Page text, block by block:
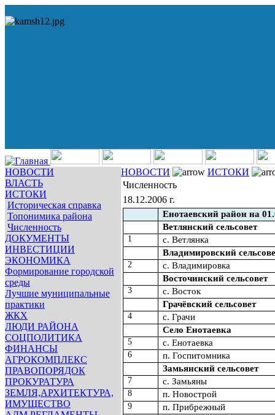
НОВОСТИ
ВЛАСТЬ
ИСТОКИ
Историческая справка
Топонимика района
Численность
ДОКУМЕНТЫ
ИНВЕСТИЦИИ
ЭКОНОМИКА
Формирование городской
среды
Лучшие муниципальные
практики
ЖКХ
ЛЮДИ РАЙОНА
СОЦПОЛИТИКА
ФИНАНСЫ
АГРОКОМПЛЕКС
ПРАВОПОРЯДОК
ПРОКУРАТУРА
ЗЕМЛЯ,АРХИТЕКТУРА,
ИМУЩЕСТВО
НОВОСТИ
ИСТОКИ
Численность
18.12.2006 г.
Енотаевский район на
Ветлянский сельсовет
1
с. Ветлянка
Владимировский
2
с. Владимировка
Восточинский сельсовет
3
с. Восток
Грачёвский сельсовет
4
с. Грачи
Село Енотаевка
5 с. Енотаевка
6
п. Госпитомника
Замьянский сельсовет
7 с. Замьяны
8 п. Новострой
9
п. Прибрежный